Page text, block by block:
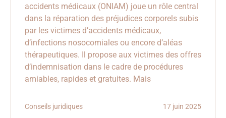
accidents médicaux (ONIAM) joue un rôle central
dans la réparation des préjudices corporels subis
par les victimes d’accidents médicaux,
d’infections nosocomiales ou encore d’aléas
thérapeutiques. Il propose aux victimes des offres
d’indemnisation dans le cadre de procédures
amiables, rapides et gratuites. Mais
Conseils juridiques 17 juin 2025